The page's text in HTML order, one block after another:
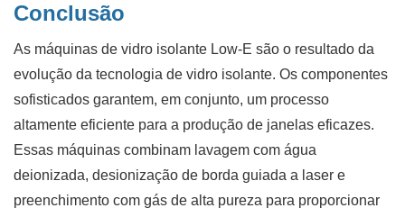
Conclusão
As máquinas de vidro isolante Low-E são o resultado da
evolução da tecnologia de vidro isolante. Os componentes
sofisticados garantem, em conjunto, um processo
altamente eficiente para a produção de janelas eficazes.
Essas máquinas combinam lavagem com água
deionizada, desionização de borda guiada a laser e
preenchimento com gás de alta pureza para proporcionar